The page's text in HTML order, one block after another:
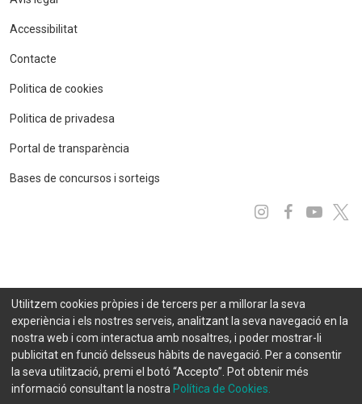
Accessibilitat
Contacte
Politica de cookies
Politica de privadesa
Portal de transparència
Bases de concursos i sorteigs
Instagram
Utilitzem cookies pròpies i de tercers per a millorar la seva
experiència i els nostres serveis, analitzant la seva navegació en la
nostra web i com interactua amb nosaltres, i poder mostrar-li
publicitat en funció delsseus hàbits de navegació. Per a consentir
la seva utilització, premi el botó “Accepto”. Pot obtenir més
informació consultant la nostra Política de Cookies.